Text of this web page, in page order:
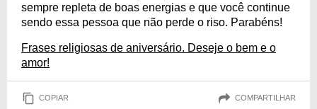
sempre repleta de boas energias e que você continue
sendo essa pessoa que não perde o riso. Parabéns!
Frases religiosas de aniversário. Deseje o bem e o
amor!
COPIAR COMPARTILHAR